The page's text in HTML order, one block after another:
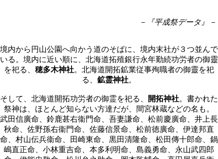
－『平成祭データ』－
境内から円山公園へ向かう道のそばに、境内末社が３つ並んで
いる。境内に近い順に、北海道拓殖銀行永年勤続功労者の御靈
を祀る、 穂多木神社。北海道開拓鉱業従事殉職者の御靈を祀
る、 鉱霊神社。
そして、北海道開拓功労者の御霊を祀る、 開拓神社。書かれた
祭神は、ほとんど知らない方達だが、間宮林蔵などの名も。
武田信廣命、鈴鹿甚右衞門命、吾妻謙命、松前慶廣命、井上長
秋命、佐野孫右衞門命、佐藤信景命、松前徳廣命、伊達邦直
命、村山伝兵衞命、田崎東命、黒田清隆命、松田傳十郎命、鍋
嶋直正命、小林重吉命、本多利明命、島義勇命、永山武四郎